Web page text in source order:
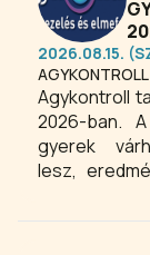
2026.08.15.
Agykontroll
2026-ban.
gyerek
lesz,
betegség